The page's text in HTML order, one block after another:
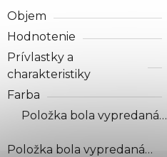
Objem
Hodnotenie
Prívlastky a
charakteristiky
Farba
Položka bola vypredaná…
Položka bola vypredaná…